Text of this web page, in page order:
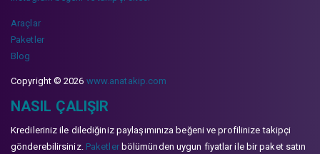
Araçlar
Paketler
Blog
Copyright © 2026 www.anatakip.com
NASIL ÇALIŞIR
Kredileriniz ile dilediğiniz paylaşımınıza beğeni ve profilinize takipçi
gönderebilirsiniz. Paketlerbölümünden uygun fiyatlar ile bir paket satın